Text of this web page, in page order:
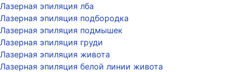
Лазерная эпиляция лба
Лазерная эпиляция подбородка
Лазерная эпиляция подмышек
Лазерная эпиляция груди
Лазерная эпиляция живота
Лазерная эпиляция белой линии живота